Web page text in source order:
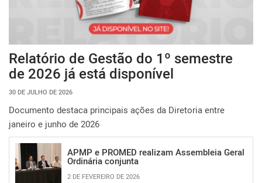
Relatório de Gestão do 1º semestre
de 2026 já está disponível
30 DE JULHO DE 2026
Documento destaca principais ações da Diretoria entre
janeiro e junho de 2026
APMP e PROMED realizam Assembleia Geral
Ordinária conjunta
2 DE FEVEREIRO DE 2026